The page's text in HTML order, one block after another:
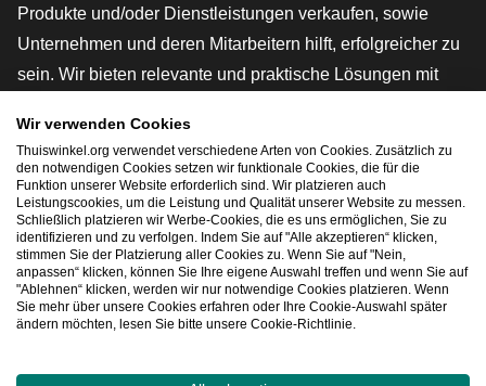
Produkte und/oder Dienstleistungen verkaufen, sowie
Unternehmen und deren Mitarbeitern hilft, erfolgreicher zu
sein. Wir bieten relevante und praktische Lösungen mit
rechtlichen Instrumenten und Beratung,
Interessenvertretung, Marktforschung und verfügen über
eine eigene Bildungsplattform, die Thuiswinkel e-
Academy.
Schnelles Navigieren
Wir verwenden Cookies
Thuiswinkel.org verwendet verschiedene Arten von Cookies. Zusätzlich zu
den notwendigen Cookies setzen wir funktionale Cookies, die für die
Funktion unserer Website erforderlich sind. Wir platzieren auch
Leistungscookies, um die Leistung und Qualität unserer Website zu messen.
Schließlich platzieren wir Werbe-Cookies, die es uns ermöglichen, Sie zu
identifizieren und zu verfolgen. Indem Sie auf "Alle akzeptieren“ klicken,
stimmen Sie der Platzierung aller Cookies zu. Wenn Sie auf "Nein,
anpassen“ klicken, können Sie Ihre eigene Auswahl treffen und wenn Sie auf
"Ablehnen“ klicken, werden wir nur notwendige Cookies platzieren. Wenn
Sie mehr über unsere Cookies erfahren oder Ihre Cookie-Auswahl später
ändern möchten, lesen Sie bitte unsere Cookie-Richtlinie.